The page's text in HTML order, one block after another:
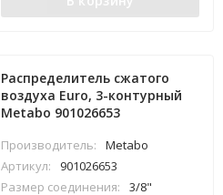
Распределитель сжатого
воздуха Euro, 3-контурный
Metabo 901026653
Производитель:
Metabo
Артикул:
901026653
Размер соединения:
3/8"